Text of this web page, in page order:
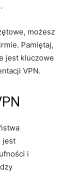
możesz
Pamiętaj,⁢
jest kluczowe
VPN.
jest
i